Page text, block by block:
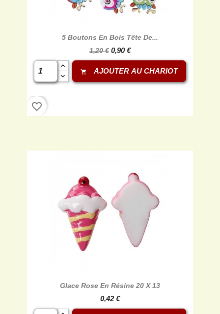
5 Boutons En Bois Tête De...
1,20 € 0,90 €
shopping_cart AJOUTER AU CHARIOT
favorite_border
Glace Rose En Résine 20 X 13
0,42 €